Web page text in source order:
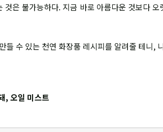
것은 불가능하다. 지금 바로 아름다운 것보다
들 수 있는 천연 화장품 레시피를 알려줄 테니,
, 오일 미스트